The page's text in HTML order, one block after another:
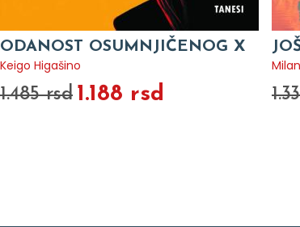
ODANOST OSUMNJIČENOG X
Keigo Higašino
1.485 rsd 1.188 rsd